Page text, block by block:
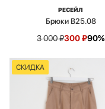
РЕСЕЙЛ
Брюки B25.08
3 000₽300₽90%
СКИДКА